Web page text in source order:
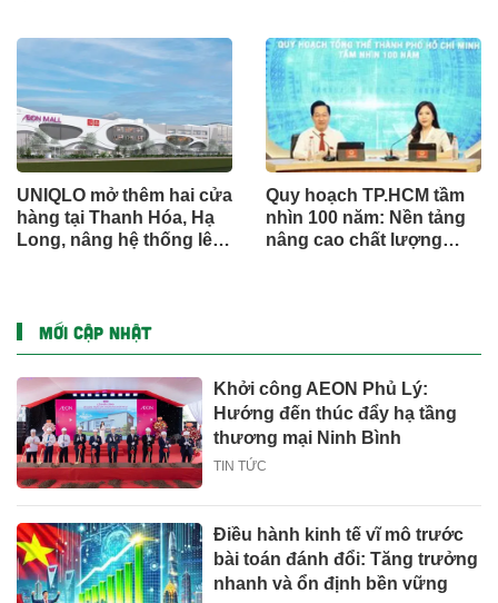
UNIQLO mở thêm hai cửa
hàng tại Thanh Hóa, Hạ
Long, nâng hệ thống lên
Quy hoạch TP.HCM tầm
nhìn 100 năm: Nền tảng
nâng cao chất lượng
MỚI CẬP NHẬT
Khởi công AEON Phủ Lý:
Hướng đến thúc đẩy hạ tầng
thương mại Ninh Bình
TIN TỨC
Điều hành kinh tế vĩ mô trước
bài toán đánh đổi: Tăng trưởng
nhanh và ổn định bền vững